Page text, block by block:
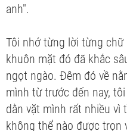
anh".
Tôi nhớ từng lời từng
khuôn mặt đó đã khắc
ngọt ngào. Đêm đó về
mình từ trước đến nay,
dằn vặt mình rất nhiều vì
không thể nào được trọn